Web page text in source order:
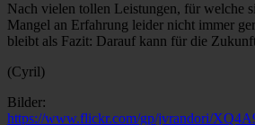
Nach vielen tollen Leistungen, für welche
Mangel an Erfahrung leider nicht immer
bleibt als Fazit: Darauf kann für die
(Cyril)
Bilder:
https://www.flickr.com/gp/jvrandori/